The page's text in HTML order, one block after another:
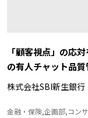
「顧客視点」の応
の有人チャット品
株式会社SBI新生銀行
金融・保険,企画部,コン